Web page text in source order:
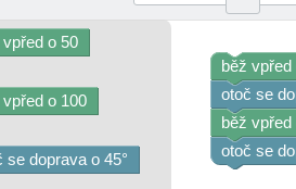
otoč se
běž vpřed
otoč se
běž vpřed
o 50
o 100
se doprava o 45°